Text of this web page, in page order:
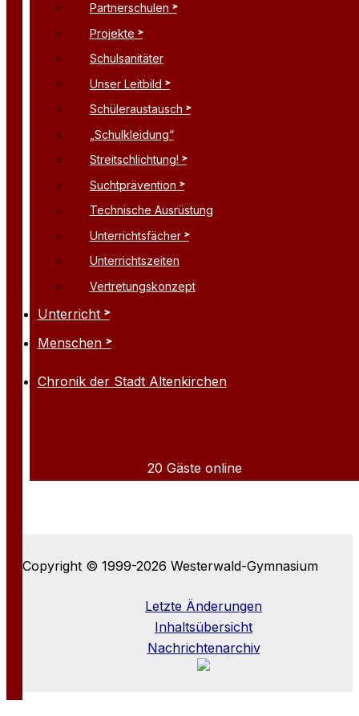
Partnerschulen
Projekte
Schulsanitäter
Unser Leitbild
Schüleraustausch
„Schulkleidung“
Streitschlichtung!
Suchtprävention
Technische Ausrüstung
Unterrichtsfächer
Unterrichtszeiten
Vertretungskonzept
Unterricht
Menschen
Chronik der Stadt Altenkirchen
20 Gäste online
Copyright © 1999-2026 Westerwald-Gymnasium
Letzte Änderungen
Inhaltsübersicht
Nachrichtenarchiv